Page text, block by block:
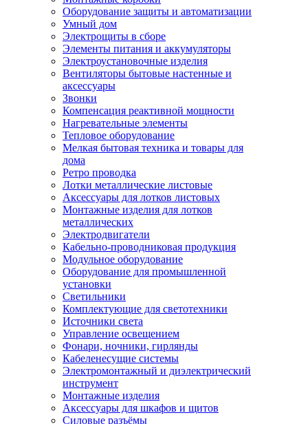
Оборудование защиты и автоматизации
Умный дом
Электрощиты в сборе
Элементы питания и аккумуляторы
Электроустановочные изделия
Вентиляторы бытовые настенные и
аксессуары
Звонки
Компенсация реактивной мощности
Нагревательные элементы
Тепловое оборудование
Мелкая бытовая техника и товары для
дома
Ретро проводка
Лотки металлические листовые
Аксессуары для лотков листовых
Монтажные изделия для лотков
металлических
Электродвигатели
Кабельно-проводниковая продукция
Модульное оборудование
Оборудование для промышленной
установки
Светильники
Комплектующие для светотехники
Источники света
Управление освещением
Фонари, ночники, гирлянды
Кабеленесущие системы
Электромонтажный и диэлектрический
инструмент
Монтажные изделия
Аксессуары для шкафов и щитов
Силовые разъёмы